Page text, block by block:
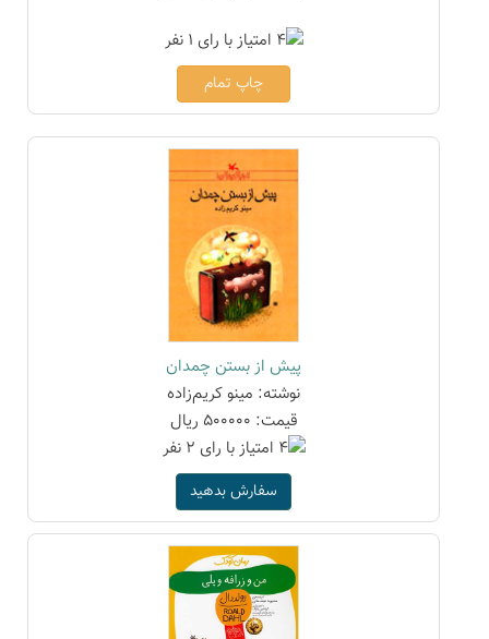
چاپ تمام
پیش از بستن چمدان
نوشته: مینو کریم‌زاده
قیمت: 500000 ریال
سفارش بدهید